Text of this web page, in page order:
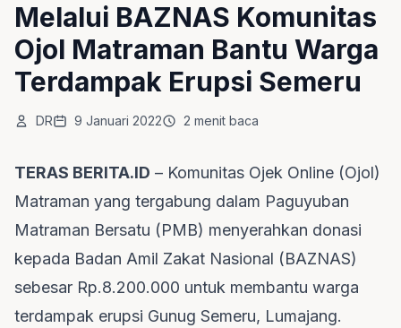
Melalui BAZNAS Komunitas
Ojol Matraman Bantu Warga
Terdampak Erupsi Semeru
DR 9 Januari 2022 2 menit baca
TERAS BERITA.ID – Komunitas Ojek Online (Ojol)
Matraman yang tergabung dalam Paguyuban
Matraman Bersatu (PMB) menyerahkan donasi
kepada Badan Amil Zakat Nasional (BAZNAS)
sebesar Rp.8.200.000 untuk membantu warga
terdampak erupsi Gunug Semeru, Lumajang.